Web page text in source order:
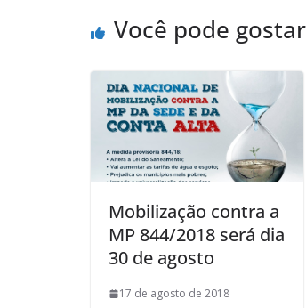
Você pode
Mobilização contra a
MP 844/2018 será dia
30 de agosto
17 de agosto de 2018